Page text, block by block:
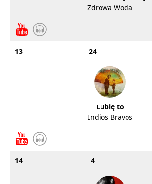
Zdrowa Woda
13 24
Lubię to
Indios Bravos
14 4